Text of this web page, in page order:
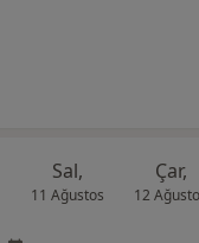
Sal,
11 Ağustos
Çar,
12